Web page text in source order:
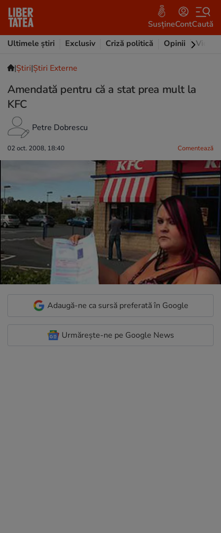
SusțineContCaută
Ultimele știri
Exclusiv Criză politică Opinii Video
|Ştiri|Știri Externe
Amendată pentru că a stat prea mult la
KFC
Petre Dobrescu
02 oct. 2008, 18:40 Comentează
Adaugă-ne ca sursă preferată în Google
Urmărește-ne pe Google News